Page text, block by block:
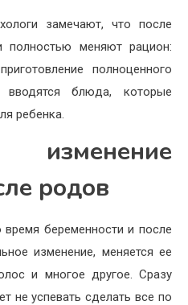
замечают, что после
полностью меняют рацион:
полноценного
блюда, которые
ребенка.
родов
беременности и после
изменение, меняется ее
и многое другое. Сразу
не успевать сделать все по